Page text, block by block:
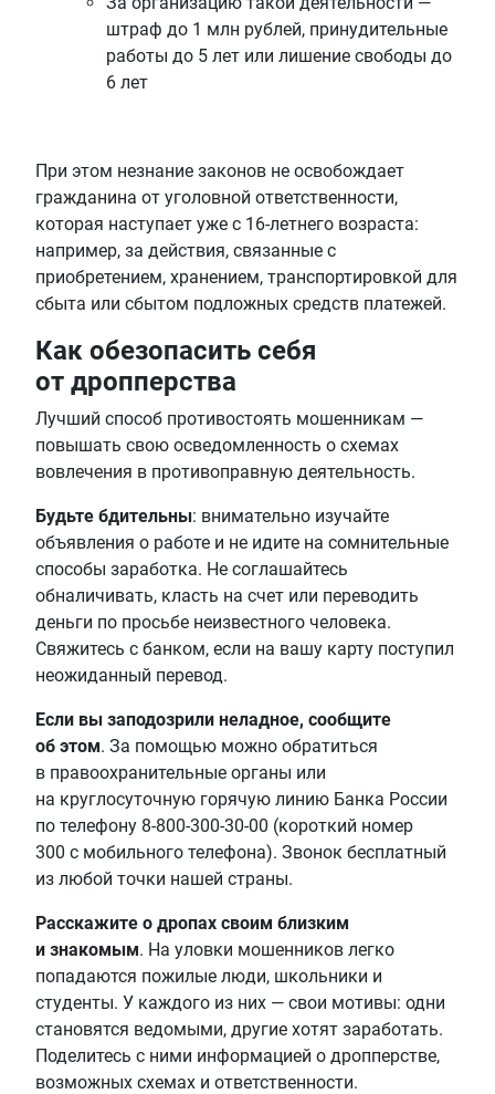
штраф до 1 млн рублей, принудительные
работы до 5 лет или лишение свободы до
6 лет
При этом незнание законов не освобождает
гражданина от уголовной ответственности,
которая наступает уже с 16-летнего возраста:
например, за действия, связанные с
приобретением, хранением, транспортировкой для
сбыта или сбытом подложных средств платежей.
Как обезопасить себя
от дропперства
Лучший способ противостоять мошенникам —
повышать свою осведомленность о схемах
вовлечения в противоправную деятельность.
Будьте бдительны: внимательно изучайте
объявления о работе и не идите на сомнительные
способы заработка. Не соглашайтесь
обналичивать, класть на счет или переводить
деньги по просьбе неизвестного человека.
Свяжитесь с банком, если на вашу карту поступил
неожиданный перевод.
Если вы заподозрили неладное, сообщите
об этом. За помощью можно обратиться
в правоохранительные органы или
на круглосуточную горячую линию Банка России
по телефону 8-800-300-30-00 (короткий номер
300 с мобильного телефона). Звонок бесплатный
из любой точки нашей страны.
Расскажите о дропах своим близким
и знакомым. На уловки мошенников легко
попадаются пожилые люди, школьники и
студенты. У каждого из них — свои мотивы: одни
становятся ведомыми, другие хотят заработать.
Поделитесь с ними информацией о дропперстве,
возможных схемах и ответственности.